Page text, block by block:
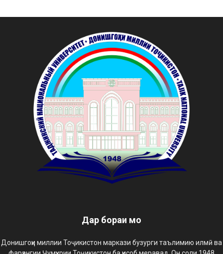
Дар бораи мо
Донишгоҳи миллии Тоҷикистон маркази бузурги таълимию илмӣ ва